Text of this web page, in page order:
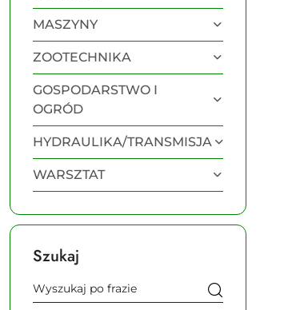
MASZYNY
ZOOTECHNIKA
GOSPODARSTWO I
OGRÓD
HYDRAULIKA/TRANSMISJA
WARSZTAT
Szukaj